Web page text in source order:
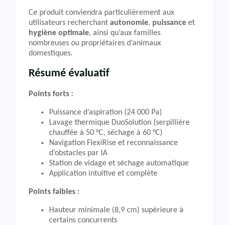
Ce produit conviendra particulièrement aux
utilisateurs recherchant autonomie, puissance et
hygiène optimale, ainsi qu’aux familles
nombreuses ou propriétaires d’animaux
domestiques.
Résumé évaluatif
Points forts :
Puissance d’aspiration (24 000 Pa)
Lavage thermique DuoSolution (serpillière
chauffée à 50 °C, séchage à 60 °C)
Navigation FlexiRise et reconnaissance
d’obstacles par IA
Station de vidage et séchage automatique
Application intuitive et complète
Points faibles :
Hauteur minimale (8,9 cm) supérieure à
certains concurrents